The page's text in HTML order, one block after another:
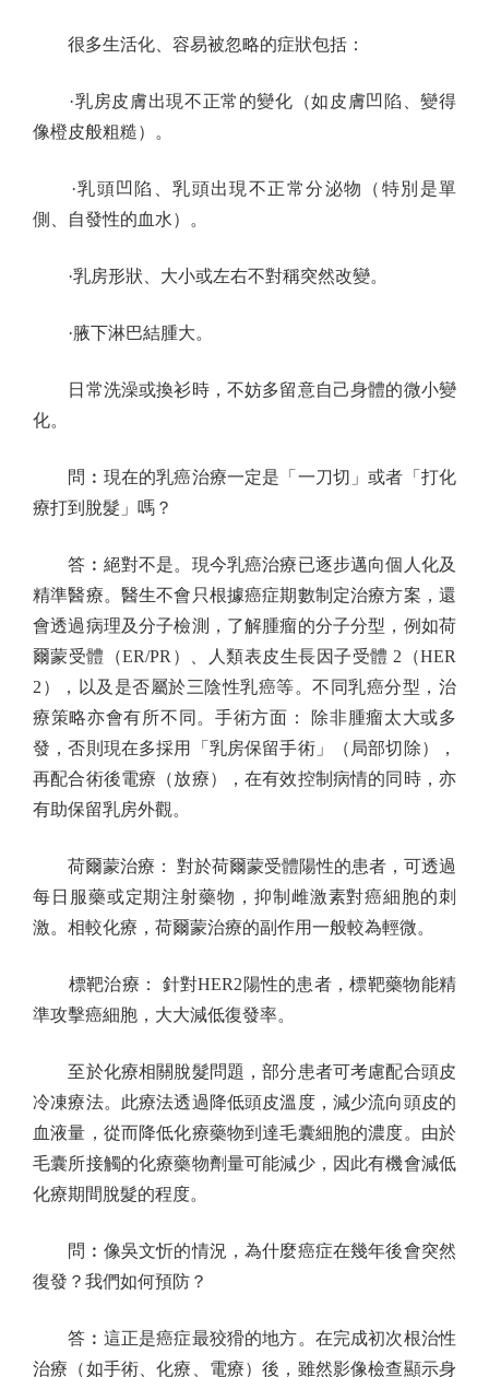
很多生活化、容易被忽略的症狀包括：
·乳房皮膚出現不正常的變化（如皮膚凹陷、變得
像橙皮般粗糙）。
·乳頭凹陷、乳頭出現不正常分泌物（特別是單
側、自發性的血水）。
·乳房形狀、大小或左右不對稱突然改變。
·腋下淋巴結腫大。
日常洗澡或換衫時，不妨多留意自己身體的微小變
化。
問︰現在的乳癌治療一定是「一刀切」或者「打化
療打到脫髮」嗎？
答︰絕對不是。現今乳癌治療已逐步邁向個人化及
精準醫療。醫生不會只根據癌症期數制定治療方案，還
會透過病理及分子檢測，了解腫瘤的分子分型，例如荷
爾蒙受體（ER/PR）、人類表皮生長因子受體 2（HER
2），以及是否屬於三陰性乳癌等。不同乳癌分型，治
療策略亦會有所不同。手術方面： 除非腫瘤太大或多
發，否則現在多採用「乳房保留手術」（局部切除），
再配合術後電療（放療），在有效控制病情的同時，亦
有助保留乳房外觀。
荷爾蒙治療： 對於荷爾蒙受體陽性的患者，可透過
每日服藥或定期注射藥物，抑制雌激素對癌細胞的刺
激。相較化療，荷爾蒙治療的副作用一般較為輕微。
標靶治療： 針對HER2陽性的患者，標靶藥物能精
準攻擊癌細胞，大大減低復發率。
至於化療相關脫髮問題，部分患者可考慮配合頭皮
冷凍療法。此療法透過降低頭皮溫度，減少流向頭皮的
血液量，從而降低化療藥物到達毛囊細胞的濃度。由於
毛囊所接觸的化療藥物劑量可能減少，因此有機會減低
化療期間脫髮的程度。
問︰像吳文忻的情況，為什麼癌症在幾年後會突然
復發？我們如何預防？
答︰這正是癌症最狡猾的地方。在完成初次根治性
治療（如手術、化療、電療）後，雖然影像檢查顯示身